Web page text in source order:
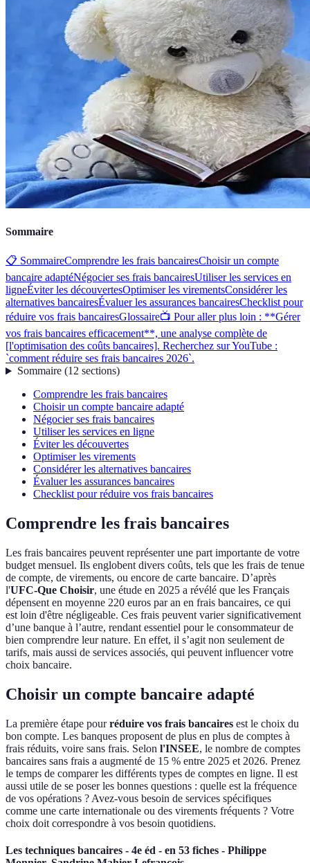
Sommaire
📋 SommaireComprendre les frais bancairesChoisir un compte
bancaire adaptéNégocier ses frais bancairesUtiliser les services en
ligneÉviter les découvertesOptimiser les virementsConsidérer les
alternatives bancairesÉvaluer les assurances bancairesChecklist pour
réduire vos frais bancairesGlossaire📺 Pour aller plus loin : **Gérer
vos frais bancaires efficacement**, une analyse complète de
[l'optimisation des coûts bancaires]. Recherchez sur YouTube :
`comment réduire ses frais bancaires 2026`.
Sommaire(12 sections)
Comprendre les frais bancaires
Choisir un compte bancaire adapté
Négocier ses frais bancaires
Utiliser les services en ligne
Éviter les découvertes
Optimiser les virements
Considérer les alternatives bancaires
Évaluer les assurances bancaires
Checklist pour réduire vos frais bancaires
Comprendre les frais bancaires
Les frais bancaires peuvent représenter une part importante de votre
budget mensuel. Ils englobent divers coûts, tels que les frais de tenue
de compte, de virements, ou encore de carte bancaire. D’après
l'UFC-Que Choisir, une étude en 2025 a révélé que les Français
dépensent en moyenne 220 euros par an en frais bancaires, ce qui
est loin d'être négligeable. Ces frais peuvent varier significativement
d’une banque à l’autre, rendant essentiel pour le consommateur de
bien comprendre leur nature. En effet, il s’agit non seulement de
tarifs, mais aussi de services associés, qui peuvent influencer votre
choix bancaire.
Choisir un compte bancaire adapté
La première étape pourréduire vos frais bancaires est le choix du
bon compte. Les banques proposent de plus en plus de comptes à
frais réduits, voire sans frais. Selon l'INSEE, le nombre de comptes
bancaires sans frais a augmenté de 15 % entre 2025 et 2026. Prenez
le temps de comparer les différents types de comptes en ligne. Il est
aussi utile de se poser les bonnes questions : quelle est la fréquence
de vos opérations ? Avez-vous besoin de services spécifiques
comme une carte internationale ou des virements fréquents ? Votre
choix doit correspondre à vos besoin quotidiens.
Les techniques bancaires - 4e éd - en 53 fiches - Philippe